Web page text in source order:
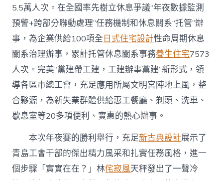
5.5萬人次。在全國率先樹立休息爭議“年夜數據監測
預警+跨部分聯動處理”任務機制和休息關系“托管”辦
事，為企業供給100項全日式住宅設計性命周期休息
關系治理辦事，累計托管休息關系事務養生住宅7573
人次。完美“黨建帶工建，工建辦事黨建”新形式，領
導各區市總工會，充足應用所屬文明宮陣地上風，整
合夥源，為新失業群體供給惠工餐廳、剃頭、洗車、
歇息室等20多項便利、實惠的熱心辦事。
本次年夜賽的勝利舉行，充足新古典設計展示了
青島工會干部的傑出精力風采和扎實任務風格，進一
個步驟「實實在在？」林侘寂風天秤發出了一聲冷